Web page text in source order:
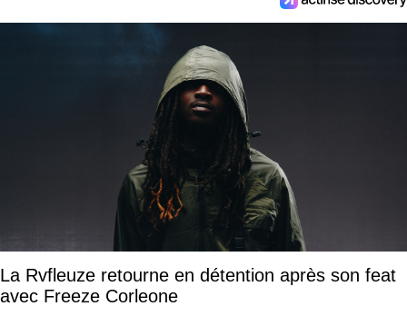
La Rvfleuze retourne en détention après son feat
avec Freeze Corleone